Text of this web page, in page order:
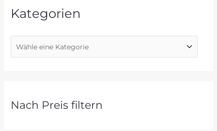
Kategorien
Nach Preis filtern